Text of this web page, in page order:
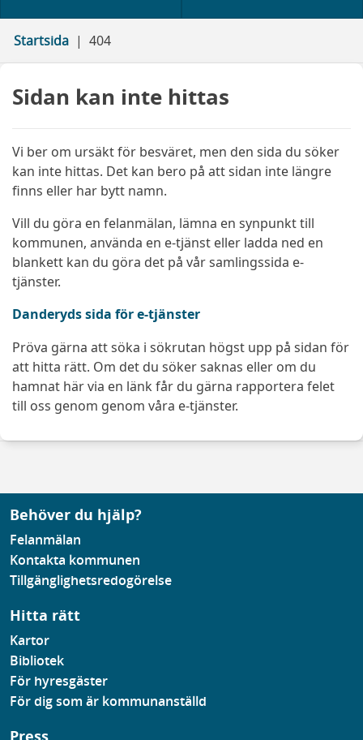
Startsida 404
Sidan kan inte hittas
Vi ber om ursäkt för besväret, men den sida du söker
kan inte hittas. Det kan bero på att sidan inte längre
finns eller har bytt namn.
Vill du göra en felanmälan, lämna en synpunkt till
kommunen, använda en e-tjänst eller ladda ned en
blankett kan du göra det på vår samlingssida e-
tjänster.
Danderyds sida för e-tjänster
Pröva gärna att söka i sökrutan högst upp på sidan för
att hitta rätt. Om det du söker saknas eller om du
hamnat här via en länk får du gärna rapportera felet
till oss genom genom våra e-tjänster.
Behöver du hjälp?
Felanmälan
Kontakta kommunen
Tillgänglighetsredogörelse
Hitta rätt
Kartor
Bibliotek
För hyresgäster
För dig som är kommunanställd
Press